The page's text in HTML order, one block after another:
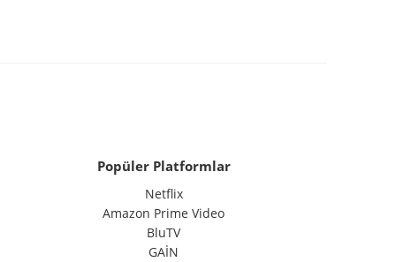
Popüler Platformlar
Netflix
Amazon Prime Video
BluTV
GAİN